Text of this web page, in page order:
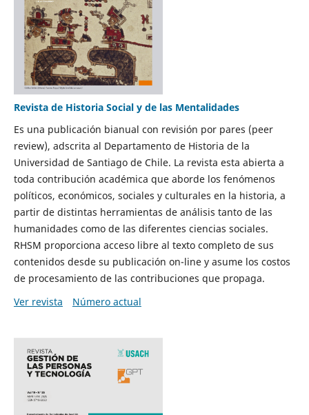
Revista de Historia Social y de las Mentalidades
Es una publicación bianual con revisión por pares (peer
review), adscrita al Departamento de Historia de la
Universidad de Santiago de Chile. La revista esta abierta a
toda contribución académica que aborde los fenómenos
políticos, económicos, sociales y culturales en la historia, a
partir de distintas herramientas de análisis tanto de las
humanidades como de las diferentes ciencias sociales.
RHSM proporciona acceso libre al texto completo de sus
contenidos desde su publicación on-line y asume los costos
de procesamiento de las contribuciones que propaga.
Ver revista
Número actual